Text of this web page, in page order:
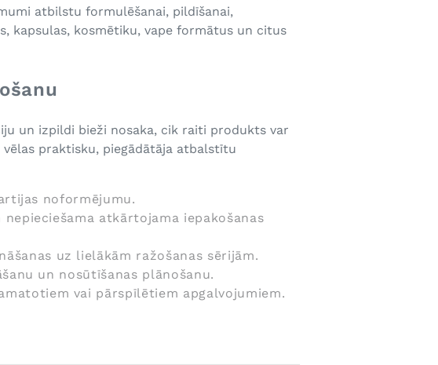
atbilstu formulēšanai, pildīšanai,
kapsulas, kosmētiku, vape formātus un citus
un izpildi bieži nosaka, cik raiti produkts var
praktisku, piegādātāja atbalstītu
noformējumu.
atkārtojama iepakošanas
uz lielākām ražošanas sērijām.
un nosūtīšanas plānošanu.
vai pārspīlētiem apgalvojumiem.